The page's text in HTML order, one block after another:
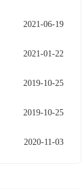
2021-06-19
2021-01-22
2019-10-25
2019-10-25
2020-11-03